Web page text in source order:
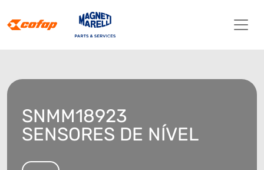
SNMM18923
SENSORES DE NÍVEL